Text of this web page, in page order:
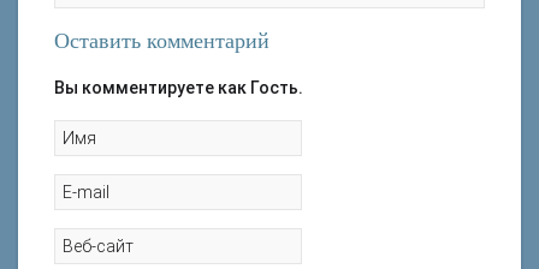
Оставить комментарий
Вы комментируете как Гость.